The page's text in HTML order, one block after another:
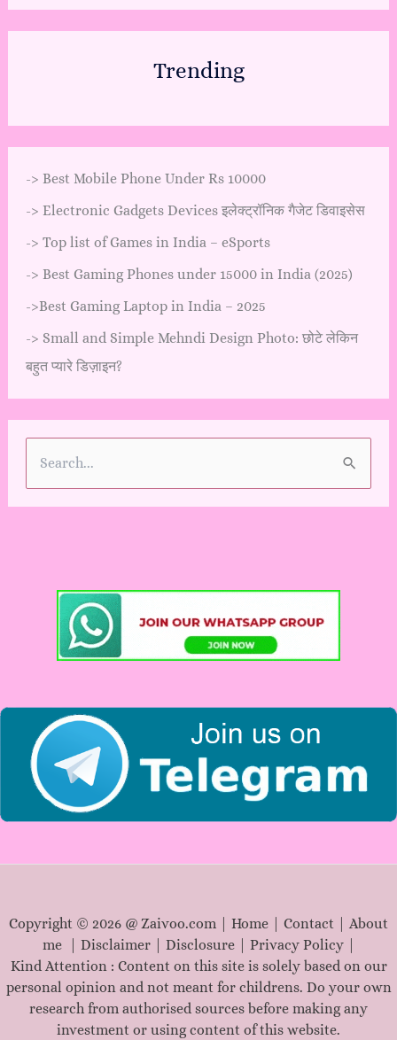
Trending
-> Best Mobile Phone Under Rs 10000
-> Electronic Gadgets Devices इलेक्ट्रॉनिक गैजेट डिवाइसेस
-> Top list of Games in India – eSports
-> Best Gaming Phones under 15000 in India (2025)
->Best Gaming Laptop in India – 2025
-> Small and Simple Mehndi Design Photo: छोटे लेकिन
बहुत प्यारे डिज़ाइन?
Copyright © 2026 @ Zaivoo.com | Home Contact
About
me
Disclaimer| Disclosure| Privacy Policy|
Kind Attention : Content on this site is solely based on our
personal opinion and not meant for childrens. Do your own
research from authorised sources before making any
investment or using content of this website.